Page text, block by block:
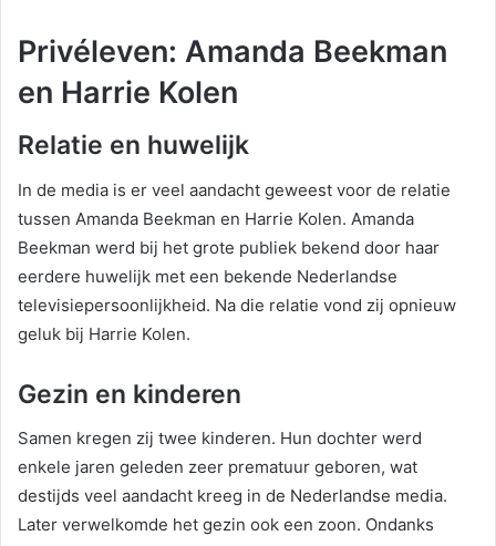
Privéleven: Amanda Beekman
en Harrie Kolen
Relatie en huwelijk
In de media is er veel aandacht geweest voor de relatie
tussen Amanda Beekman en Harrie Kolen. Amanda
Beekman werd bij het grote publiek bekend door haar
eerdere huwelijk met een bekende Nederlandse
televisiepersoonlijkheid. Na die relatie vond zij opnieuw
geluk bij Harrie Kolen.
Gezin en kinderen
Samen kregen zij twee kinderen. Hun dochter werd
enkele jaren geleden zeer prematuur geboren, wat
destijds veel aandacht kreeg in de Nederlandse media.
Later verwelkomde het gezin ook een zoon. Ondanks